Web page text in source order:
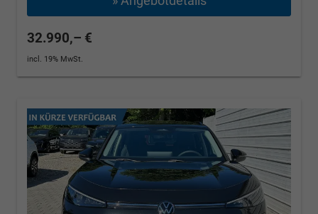
32.990,– €
incl. 19% MwSt.